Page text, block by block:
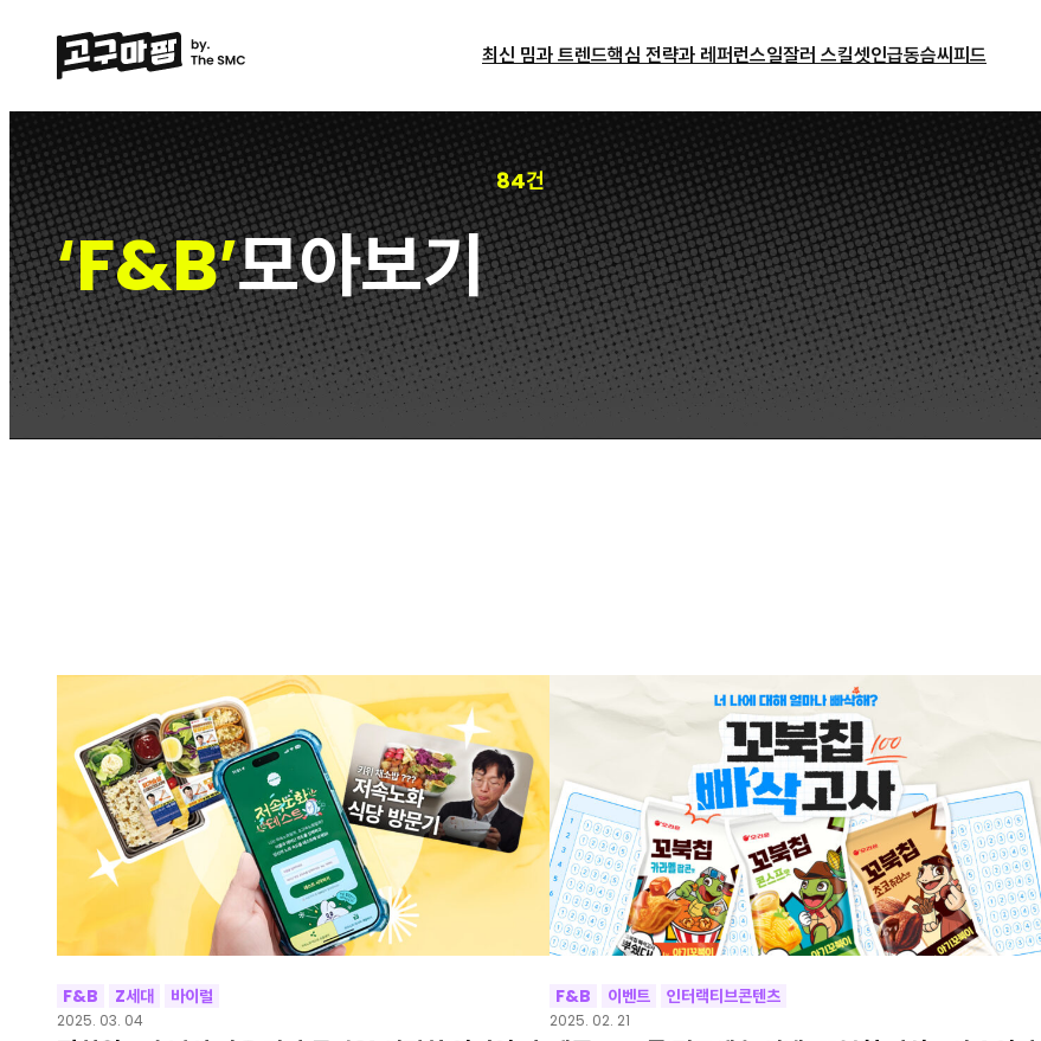
최신 밈과 트렌드핵심 전략과 레퍼런스일잘러 스킬셋인급동슴씨피드
‘F&B’모아보기
84건
F&B Z세대 바이럴
2025. 03. 04
F&B 이벤트 인터랙티브콘텐츠
2025. 02. 21